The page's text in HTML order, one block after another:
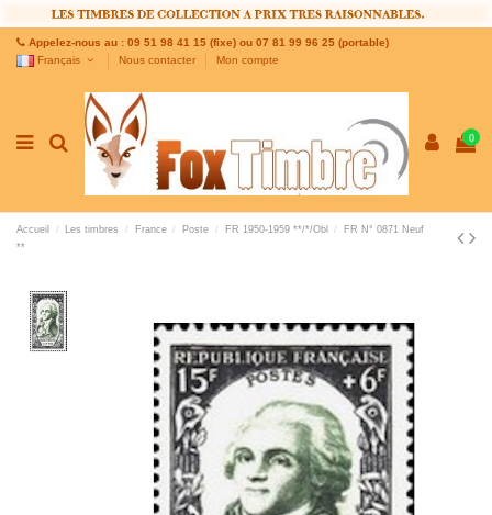
Appelez-nous au : 09 51 98 41 15 (fixe) ou 07 81 99 96 25 (portable)
Français
Nous contacter Mon compte
0
Accueil Les timbres France Poste FR 1950-1959 **/*/Obl
FR N° 0871 Neuf
**